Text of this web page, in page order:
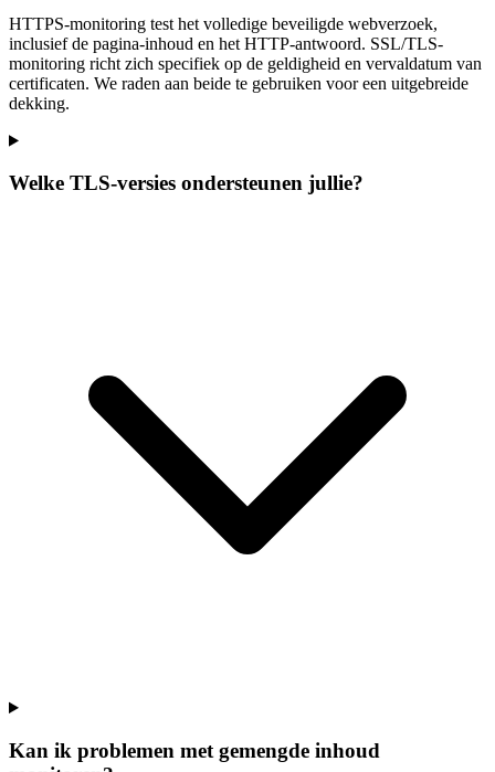
HTTPS-monitoring test het volledige beveiligde webverzoek,
inclusief de pagina-inhoud en het HTTP-antwoord. SSL/TLS-
monitoring richt zich specifiek op de geldigheid en vervaldatum van
certificaten. We raden aan beide te gebruiken voor een uitgebreide
dekking.
Welke TLS-versies ondersteunen jullie?
Kan ik problemen met gemengde inhoud